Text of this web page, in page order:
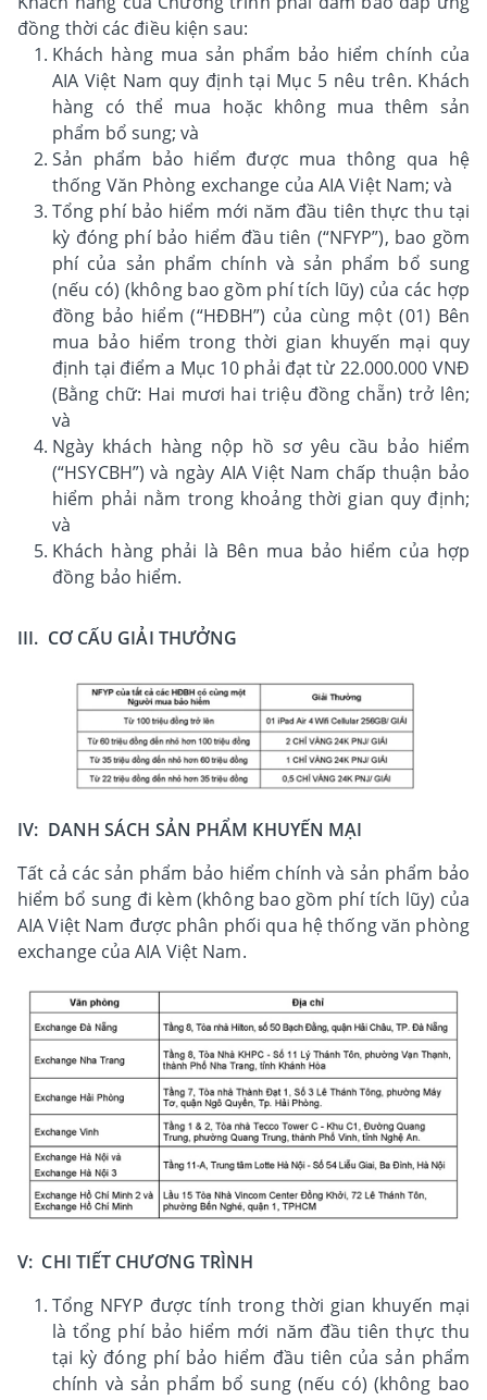
đồng thời các điều kiện sau:
Khách hàng mua sản phẩm bảo hiểm chính của
AIA Việt Nam quy định tại Mục 5 nêu trên. Khách
hàng có thể mua hoặc không mua thêm sản
phẩm bổ sung; và
Sản phẩm bảo hiểm được mua thông qua hệ
thống Văn Phòng exchange của AIA Việt Nam; và
Tổng phí bảo hiểm mới năm đầu tiên thực thu tại
kỳ đóng phí bảo hiểm đầu tiên (“NFYP”), bao gồm
phí của sản phẩm chính và sản phẩm bổ sung
(nếu có) (không bao gồm phí tích lũy) của các hợp
đồng bảo hiểm (“HĐBH”) của cùng một (01) Bên
mua bảo hiểm trong thời gian khuyến mại quy
định tại điểm a Mục 10 phải đạt từ 22.000.000 VNĐ
(Bằng chữ: Hai mươi hai triệu đồng chẵn) trở lên;
và
Ngày khách hàng nộp hồ sơ yêu cầu bảo hiểm
(“HSYCBH”) và ngày AIA Việt Nam chấp thuận bảo
hiểm phải nằm trong khoảng thời gian quy định;
và
Khách hàng phải là Bên mua bảo hiểm của hợp
đồng bảo hiểm.
III. CƠ CẤU GIẢI THƯỞNG
IV: DANH SÁCH SẢN PHẨM KHUYẾN MẠI
Tất cả các sản phẩm bảo hiểm chính và sản phẩm bảo
hiểm bổ sung đi kèm (không bao gồm phí tích lũy) của
AIA Việt Nam được phân phối qua hệ thống văn phòng
exchange của AIA Việt Nam.
V: CHI TIẾT CHƯƠNG TRÌNH
Tổng NFYP được tính trong thời gian khuyến mại
là tổng phí bảo hiểm mới năm đầu tiên thực thu
tại kỳ đóng phí bảo hiểm đầu tiên của sản phẩm
chính và sản phẩm bổ sung (nếu có) (không bao